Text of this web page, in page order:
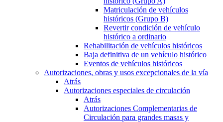
Matriculación de vehículos
históricos (Grupo B)
Revertir condición de vehículo
histórico a ordinario
Rehabilitación de vehículos históricos
Baja definitiva de un vehículo histórico
Eventos de vehículos históricos
Autorizaciones, obras y usos excepcionales de la vía
Atrás
Autorizaciones especiales de circulación
Atrás
Autorizaciones Complementarias de
Circulación para grandes masas y